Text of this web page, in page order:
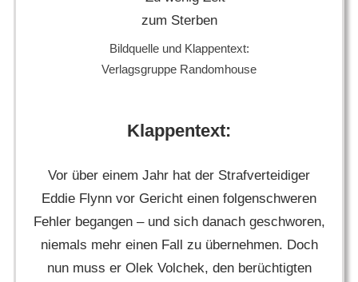
Bildquelle und Klappentext:
Verlagsgruppe Randomhouse
Klappentext:
Vor über einem Jahr hat der Strafverteidiger
Eddie Flynn vor Gericht einen folgenschweren
Fehler begangen – und sich danach geschworen,
niemals mehr einen Fall zu übernehmen. Doch
nun muss er Olek Volchek, den berüchtigten